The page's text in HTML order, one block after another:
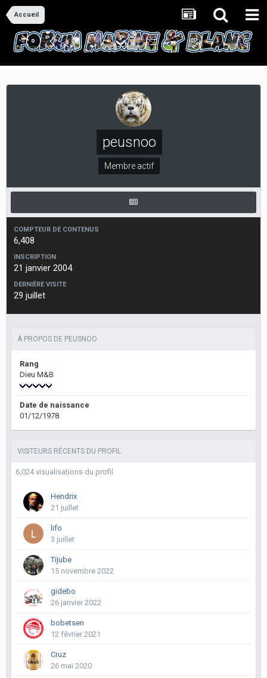
Accueil
peusnoo
Membre actif
COMPTEUR DE CONTENUS
6,408
INSCRIPTION
21 janvier 2004
DERNIÈRE VISITE
29 juillet
À PROPOS DE PEUSNOO
Rang
Dieu M&B
Date de naissance
01/12/1978
VISITEURS RÉCENTS DU PROFIL
6,024 visualisations du profil
Hendrix
21 juillet
lifo
3 juillet
Tijube
15 novembre 2022
gidebo
26 janvier 2022
bobetsen
12 février 2021
Cruz
26 mai 2020